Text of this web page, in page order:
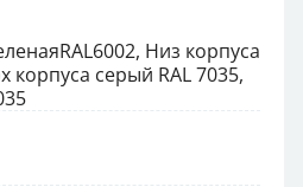
Низ корпуса
корпуса серый RAL 7035,